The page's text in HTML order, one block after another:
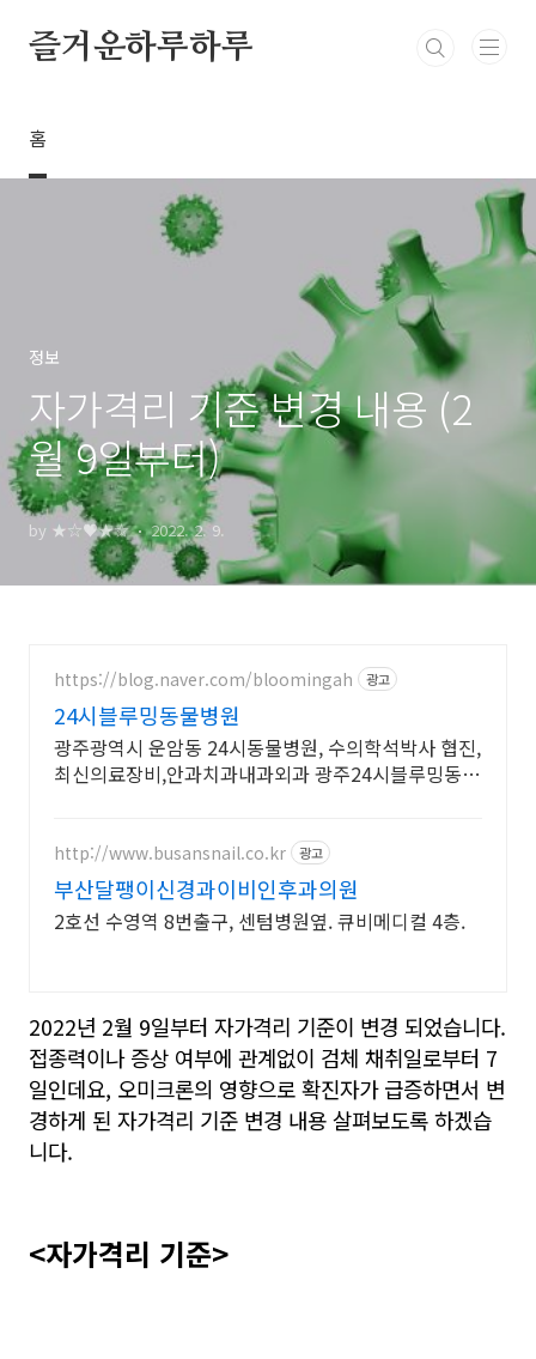
즐거운하루하루
홈
정보
자가격리 기준 변경 내용 (2
월 9일부터)
by ★☆♥★☆ 2022. 2. 9.
https://blog.naver.com/bloomingah 광고
24시블루밍동물병원
광주광역시 운암동 24시동물병원, 수의학석박사 협진,
최신의료장비,안과치과내과외과 광주24시블루밍동물
http://www.busansnail.co.kr 광고
부산달팽이신경과이비인후과의원
2호선 수영역 8번출구, 센텀병원옆. 큐비메디컬 4층.
2022년 2월 9일부터 자가격리 기준이 변경 되었습니다.
접종력이나 증상 여부에 관계없이 검체 채취일로부터 7
일인데요, 오미크론의 영향으로 확진자가 급증하면서 변
경하게 된 자가격리 기준 변경 내용 살펴보도록 하겠습
니다.
<자가격리 기준>